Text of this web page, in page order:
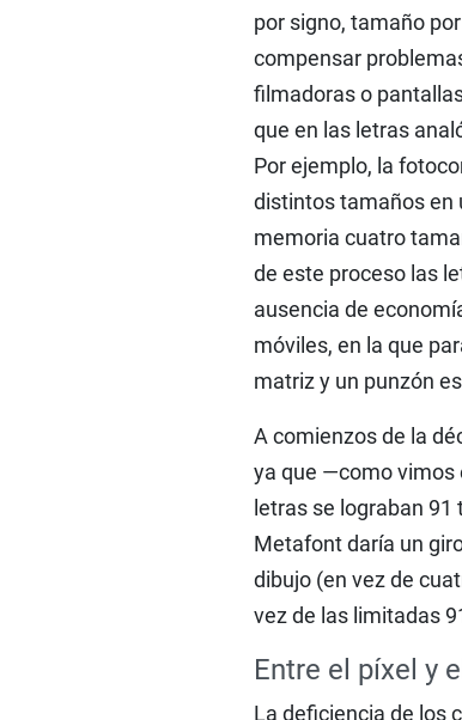
por signo, tamaño
compensar
filmadoras o
que en las letras
Por ejemplo, la
distintos tamaños en
memoria cuatro
de este proceso las
ausencia de
móviles, en la que
matriz y un punzón
A comienzos de la
ya que —como vimos
letras se lograban 91
Metafont daría un
dibujo (en vez de
vez de las limitadas
Entre el píxel y
La deficiencia de los